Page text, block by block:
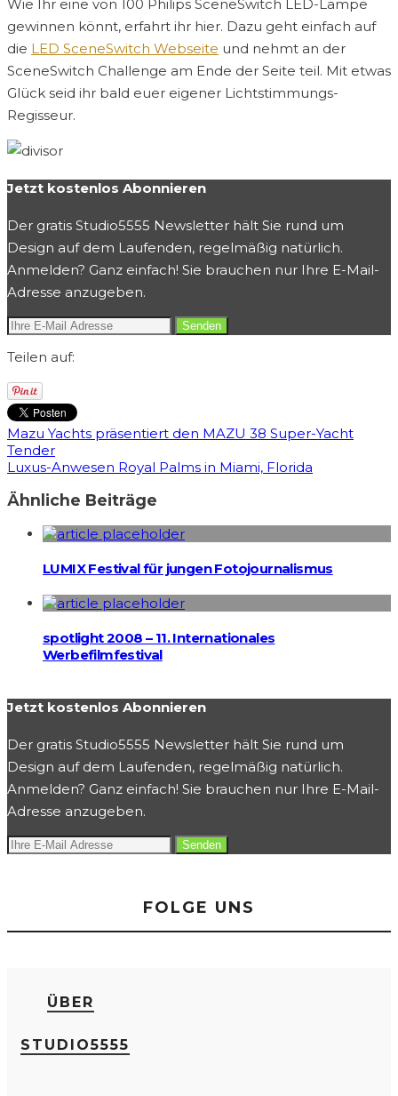
Wie Ihr eine von 100 Philips SceneSwitch LED-Lampe
gewinnen könnt, erfahrt ihr hier. Dazu geht einfach auf
die LED SceneSwitch Webseite und nehmt an der
SceneSwitch Challenge am Ende der Seite teil. Mit etwas
Glück seid ihr bald euer eigener Lichtstimmungs-
Regisseur.
Jetzt kostenlos Abonnieren
Der gratis Studio5555 Newsletter hält Sie rund um
Design auf dem Laufenden, regelmäßig natürlich.
Anmelden? Ganz einfach! Sie brauchen nur Ihre E-Mail-
Adresse anzugeben.
Teilen auf:
Mazu Yachts präsentiert den MAZU 38 Super-Yacht
Tender
Luxus-Anwesen Royal Palms in Miami, Florida
Ähnliche Beiträge
LUMIX Festival für jungen Fotojournalismus
spotlight 2008 – 11. Internationales
Werbefilmfestival
Jetzt kostenlos Abonnieren
Der gratis Studio5555 Newsletter hält Sie rund um
Design auf dem Laufenden, regelmäßig natürlich.
Anmelden? Ganz einfach! Sie brauchen nur Ihre E-Mail-
Adresse anzugeben.
FOLGE UNS
ÜBER
STUDIO5555